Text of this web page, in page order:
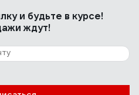
и будьте в курсе!
ждут!